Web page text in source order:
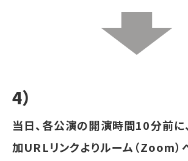
4）
当日、各公演の開演時間10分前に
加URLリンクよりルーム（Zoom）